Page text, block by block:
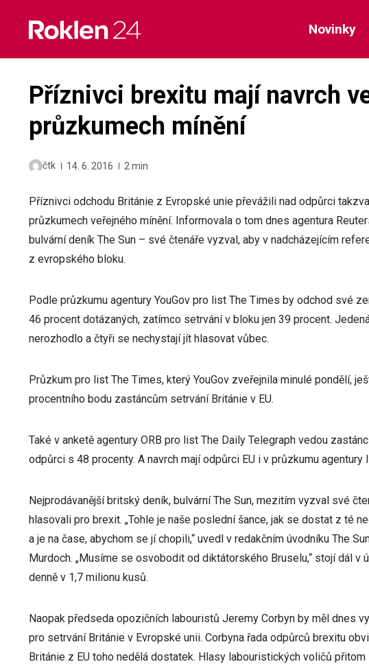
content
Novinky
Příznivci brexitu mají navrch
průzkumech mínění
čtk 14. 6. 2016 2 min
Příznivci odchodu Británie z Evropské unie převážili nad odpůrci
průzkumech veřejného mínění. Informovala o tom dnes agentura
bulvární deník The Sun – své čtenáře vyzval, aby v nadcházejícím
z evropského bloku.
Podle průzkumu agentury YouGov pro list The Times by odchod své
46 procent dotázaných, zatímco setrvání v bloku jen 39 procent.
nerozhodlo a čtyři se nechystají jít hlasovat vůbec.
Průzkum pro list The Times, který YouGov zveřejnila minulé pondělí,
procentního bodu zastáncům setrvání Británie v EU.
Také v anketě agentury ORB pro list The Daily Telegraph vedou
odpůrci s 48 procenty. A navrch mají odpůrci EU i v průzkumu agentury
Nejprodávanější britský deník, bulvární The Sun, mezitím vyzval své
hlasovali pro brexit. „Tohle je naše poslední šance, jak se dostat z té
a je na čase, abychom se jí chopili,“ uvedl v redakčním úvodníku The
Murdoch. „Musíme se osvobodit od diktátorského Bruselu,“ stojí dál v
denně v 1,7 milionu kusů.
Naopak předseda opozičních labouristů Jeremy Corbyn by měl dnes
pro setrvání Británie v Evropské unii. Corbyna řada odpůrců brexitu
Británie z EU toho nedělá dostatek. Hlasy labouristických voličů